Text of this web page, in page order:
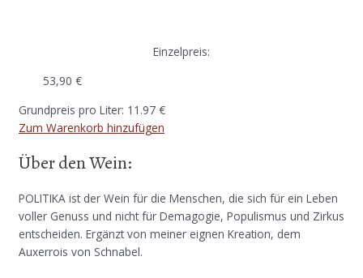
Einzelpreis:
53,90 €
Grundpreis pro Liter: 11.97 €
Zum Warenkorb hinzufügen
Über den Wein:
POLITIKA ist der Wein für die Menschen, die sich für ein Leben
voller Genuss und nicht für Demagogie, Populismus und Zirkus
entscheiden. Ergänzt von meiner eignen Kreation, dem
Auxerrois von Schnabel.